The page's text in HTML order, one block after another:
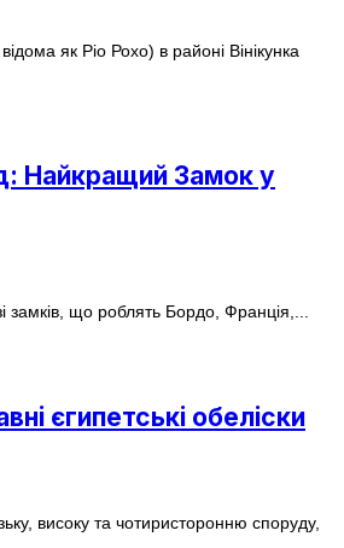
як Ріо Рохо) в районі Вінікунка
Найкращий Замок у
замків, що роблять Бордо, Франція,...
єгипетські обеліски
високу та чотиристоронню споруду,